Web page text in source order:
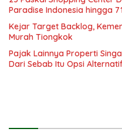
Paradise Indonesia hingga
Kejar Target Backlog,
Murah Tiongkok
Pajak Lainnya Properti
Dari Sebab Itu Opsi